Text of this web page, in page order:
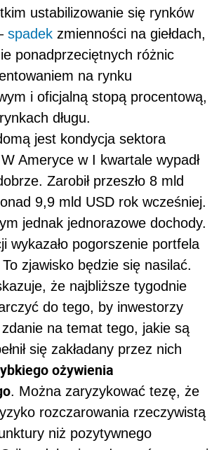
ustabilizowanie się rynków
spadek zmienności na giełdach,
ponadprzeciętnych różnic
na rynku
i oficjalną stopą procentową,
długu.
jest kondycja sektora
Ameryce w I kwartale wypadł
Zarobił przeszło 8 mld
9,9 mld USD rok wcześniej.
jednak jednorazowe dochody.
wykazało pogorszenie portfela
zjawisko będzie się nasilać.
że najbliższe tygodnie
do tego, by inwestorzy
na temat tego, jakie są
się zakładany przez nich
ożywienia
. Można zaryzykować tezę, że
rozczarowania rzeczywistą
niż pozytywnego